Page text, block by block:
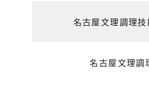
名古屋文理調理技
名古屋文理調